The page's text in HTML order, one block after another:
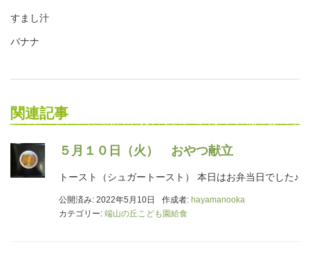
すまし汁
バナナ
関連記事
５月１０日（火） おやつ献立
トースト（シュガートースト） 本日はお弁当日でした♪
公開済み: 2022年5月10日 作成者: hayamanooka
カテゴリー: 端山の丘こども園給食